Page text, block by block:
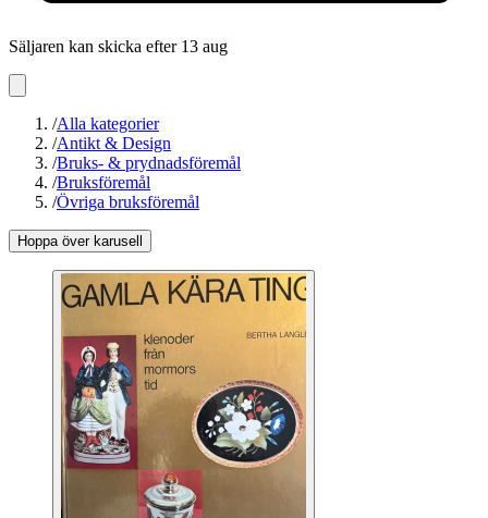
Säljaren kan skicka efter 13 aug
/Alla kategorier
/Antikt & Design
/Bruks- & prydnadsföremål
/Bruksföremål
/Övriga bruksföremål
Hoppa över karusell